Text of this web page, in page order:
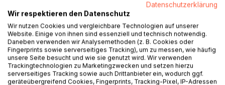
Auf die Merkliste
Titel bewerten
Datenschutzerklärung
Wir respektieren den Datenschutz
Wir nutzen Cookies und vergleichbare Technologien auf unserer
Website. Einige von ihnen sind essenziell und technisch notwendig.
Daneben verwenden wir Analysemethoden (z. B. Cookies oder
Fingerprints sowie serverseitiges Tracking), um zu messen, wie häufig
unsere Seite besucht und wie sie genutzt wird. Wir verwenden
Trackingtechnologien zu Marketingzwecken und setzen hierzu
serverseitiges Tracking sowie auch Drittanbieter ein, wodurch ggf.
geräteübergreifend Cookies, Fingerprints, Tracking-Pixel, IP-Adressen